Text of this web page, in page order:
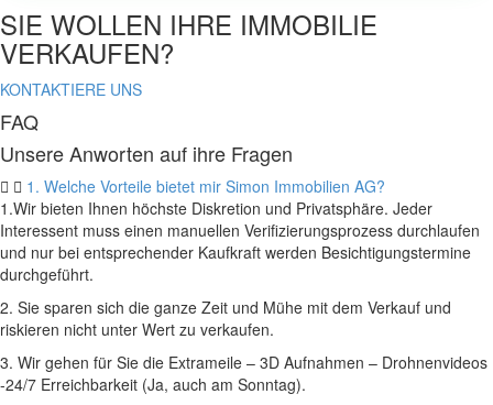
SIE WOLLEN IHRE IMMOBILIE
VERKAUFEN?
KONTAKTIERE UNS
FAQ
Unsere Anworten auf ihre Fragen
1. Welche Vorteile bietet mir Simon Immobilien AG?
1.Wir bieten Ihnen höchste Diskretion und Privatsphäre. Jeder
Interessent muss einen manuellen Verifizierungsprozess durchlaufen
und nur bei entsprechender Kaufkraft werden Besichtigungstermine
durchgeführt.
2. Sie sparen sich die ganze Zeit und Mühe mit dem Verkauf und
riskieren nicht unter Wert zu verkaufen.
3. Wir gehen für Sie die Extrameile – 3D Aufnahmen – Drohnenvideos
-24/7 Erreichbarkeit (Ja, auch am Sonntag).